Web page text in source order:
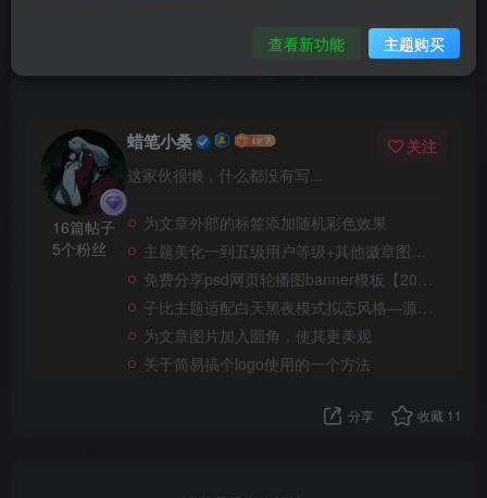
16篇帖子
5个粉丝
蜡笔小桑
这家伙很懒，什么都没有写...
关注
为文章外部的标签添加随机彩色效果
主题美化一到五级用户等级+其他徽章图标等
免费分享psd网页轮播图banner模板【200套】
子比主题适配白天黑夜模式拟态风格—源自李初一大佬—二次修改版
为文章图片加入圆角，使其更美观
关于简易搞个logo使用的一个方法
分享 收藏 11
查看新功能 主题购买